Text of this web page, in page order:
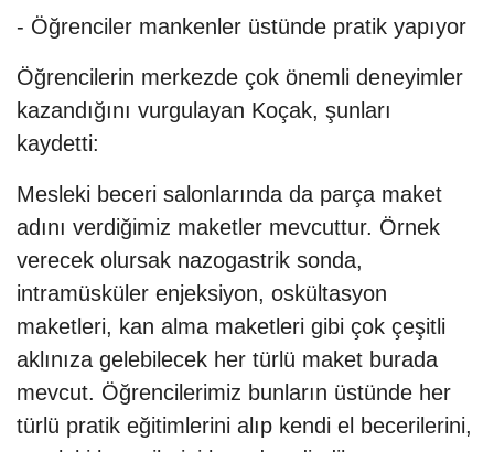
- Öğrenciler mankenler üstünde pratik yapıyor
Öğrencilerin merkezde çok önemli deneyimler
kazandığını vurgulayan Koçak, şunları
kaydetti:
Mesleki beceri salonlarında da parça maket
adını verdiğimiz maketler mevcuttur. Örnek
verecek olursak nazogastrik sonda,
intramüsküler enjeksiyon, oskültasyon
maketleri, kan alma maketleri gibi çok çeşitli
aklınıza gelebilecek her türlü maket burada
mevcut. Öğrencilerimiz bunların üstünde her
türlü pratik eğitimlerini alıp kendi el becerilerini,